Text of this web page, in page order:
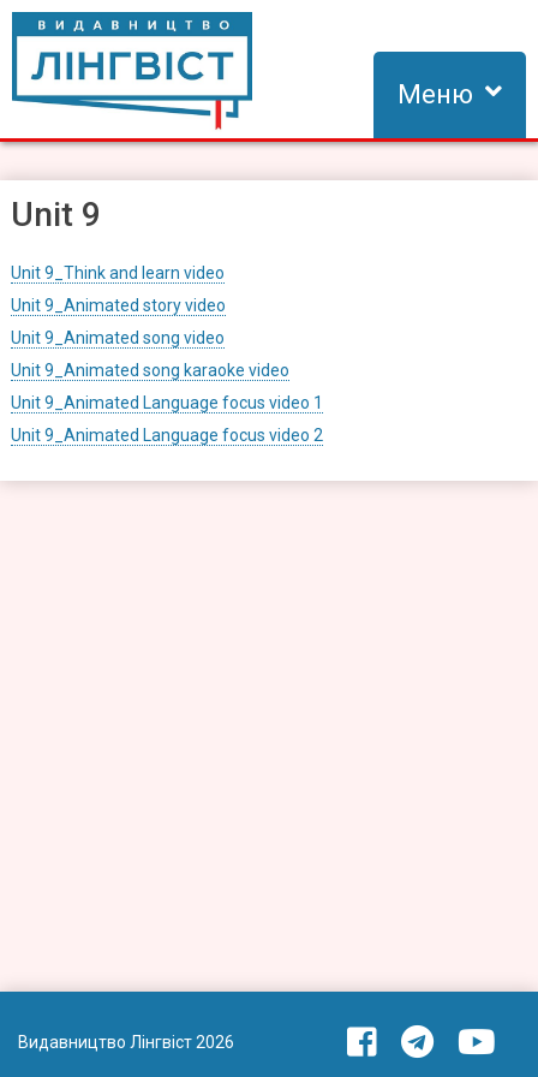
Skip
content
Видавництво Лінгвіст
Видавництво Лінгвіст – адаптація та створення видань для
Меню
Unit 9
Unit 9_Think and learn video
Unit 9_Animated story video
Unit 9_Animated song video
Unit 9_Animated song karaoke video
Unit 9_Animated Language focus video 1
Unit 9_Animated Language focus video 2
Видавництво Лінгвіст 2026